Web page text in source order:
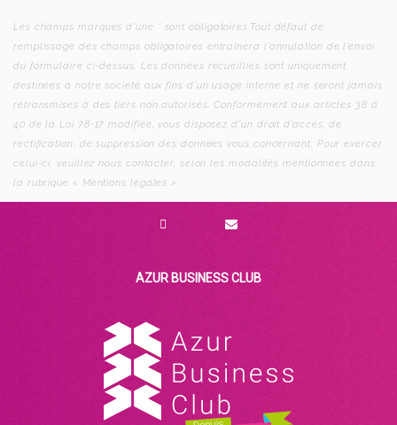
Les champs marqués d’une * sont obligatoires.Tout défaut de
remplissage des champs obligatoires entraînera l’annulation de l’envoi
du formulaire ci-dessus. Les données recueillies sont uniquement
destinées à notre société aux fins d’un usage interne et ne seront jamais
retransmises à des tiers non autorisés. Conformément aux articles 38 à
40 de la Loi 78-17 modifiée, vous disposez d’un droit d’accès, de
rectification, de suppression des données vous concernant. Pour exercer
celui-ci, veuillez nous contacter, selon les modalités mentionnées dans
la rubrique « Mentions légales ».
AZUR BUSINESS CLUB